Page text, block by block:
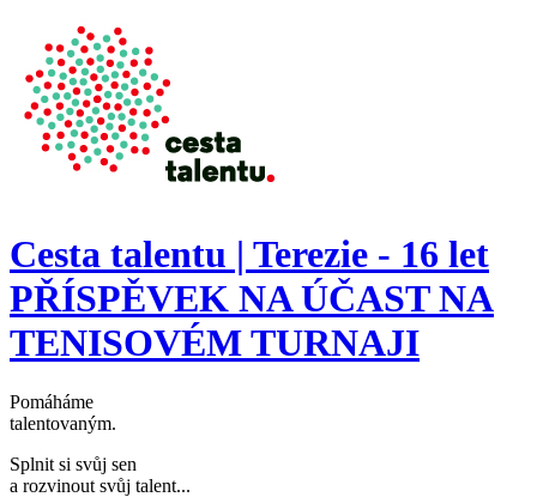
Cesta talentu | Terezie - 16 let
PŘÍSPĚVEK NA ÚČAST NA
TENISOVÉM TURNAJI
Pomáháme
talentovaným.
Splnit si svůj sen
a rozvinout svůj talent...